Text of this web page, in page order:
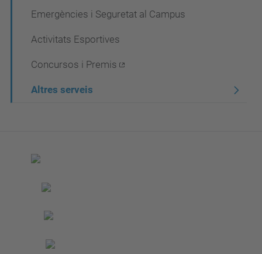
Emergències i Seguretat al Campus
Activitats Esportives
Concursos i Premis
Altres serveis